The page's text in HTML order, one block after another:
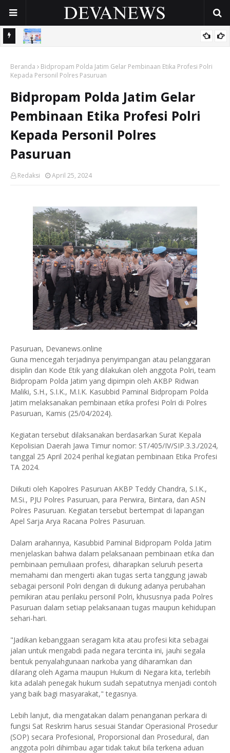
42.210 Pekerja Rentan Lewat BPJS Ketenagakerjaan
Beranda
Bidpropam Polda Jatim Gelar Pembinaan Etika Profesi Polri
Kepada Personil Polres Pasuruan
Bidpropam Polda Jatim Gelar
Pembinaan Etika Profesi Polri
Kepada Personil Polres
Pasuruan
Redaksi April 25, 2024
Pasuruan, Devanews.online
Guna mencegah terjadinya penyimpangan atau pelanggaran
disiplin dan Kode Etik yang dilakukan oleh anggota Polri, team
Bidpropam Polda Jatim yang dipimpin oleh AKBP Ridwan
Maliki, S.H., S.I.K., M.I.K. Kasubbid Paminal Bidpropam Polda
Jatim melaksanakan pembinaan etika profesi Polri di Polres
Pasuruan, Kamis (25/04/2024).
Kegiatan tersebut dilaksanakan berdasarkan Surat Kepala
Kepolisian Daerah Jawa Timur nomor: ST/405/IV/SIP.3.3./2024,
tanggal 25 April 2024 perihal kegiatan pembinaan Etika Profesi
TA 2024.
Diikuti oleh Kapolres Pasuruan AKBP Teddy Chandra, S.I.K.,
M.Si., PJU Polres Pasuruan, para Perwira, Bintara, dan ASN
Polres Pasuruan. Kegiatan tersebut bertempat di lapangan
Apel Sarja Arya Racana Polres Pasuruan.
Dalam arahannya, Kasubbid Paminal Bidpropam Polda Jatim
menjelaskan bahwa dalam pelaksanaan pembinaan etika dan
pembinaan pemuliaan profesi, diharapkan seluruh peserta
memahami dan mengerti akan tugas serta tanggung jawab
sebagai personil Polri dengan di dukung adanya perubahan
pemikiran atau perilaku personil Polri, khususnya pada Polres
Pasuruan dalam setiap pelaksanaan tugas maupun kehidupan
sehari-hari.
"Jadikan kebanggaan seragam kita atau profesi kita sebagai
jalan untuk mengabdi pada negara tercinta ini, jauhi segala
bentuk penyalahgunaan narkoba yang diharamkan dan
dilarang oleh Agama maupun Hukum di Negara kita, terlebih
kita adalah penegak hukum sudah sepatutnya menjadi contoh
yang baik bagi masyarakat," tegasnya.
Lebih lanjut, dia mengatakan dalam penanganan perkara di
fungsi Sat Reskrim harus sesuai Standar Operasional Prosedur
(SOP) secara Profesional, Proporsional dan Prosedural, dan
anggota polri dihimbau agar tidak takut bila terkena aduan